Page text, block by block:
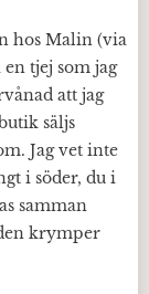
hos Malin (via
tjej som jag
att jag
säljs
Jag vet inte
i söder, du i
samman
krymper